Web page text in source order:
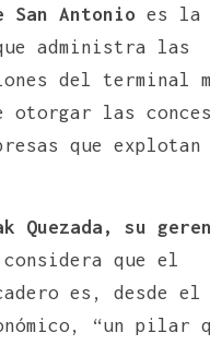
San Antonio es la
administra las
del terminal
otorgar las
que
Quezada, su
considera que el
es, desde el
“un pilar